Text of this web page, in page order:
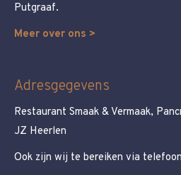
Putgraaf.
Meer over ons >
Adresgegevens
Restaurant Smaak & Vermaak,
JZ Heerlen
Ook zijn wij te bereiken via